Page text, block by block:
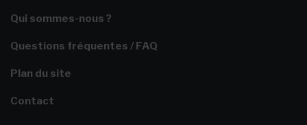
Qui sommes-nous ?
Questions fréquentes / FAQ
Plan du site
Contact